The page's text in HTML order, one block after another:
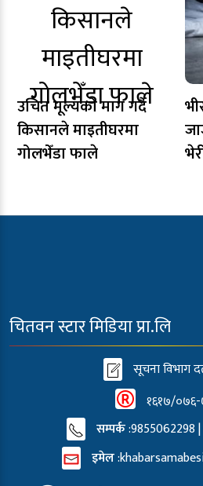
उचित मूल्यको माग गर्दै
किसानले माइतीघरमा
गोलभेँडा फाले
चितवन स्टार मिडिया प्रा.लि
सूचना विभाग
१६१७/
सम्पर्क:9855062298
इमेल: